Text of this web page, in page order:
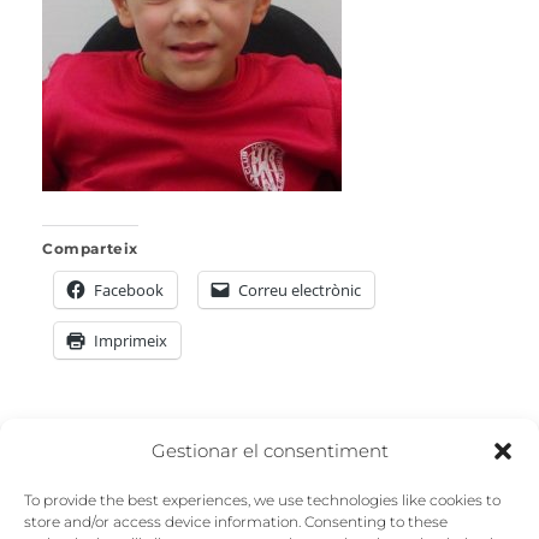
Gestionar el consentiment
To provide the best experiences, we use technologies like cookies to
store and/or access device information. Consenting to these
Comparteix
Facebook Correu electrònic
Imprimeix
Navegació
d'entrades
Previous
1